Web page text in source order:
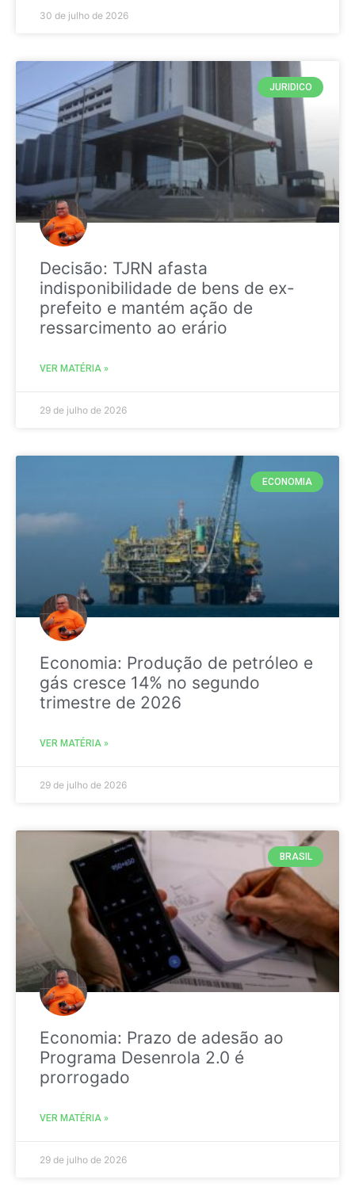
30 de julho de 2026
JURIDICO
Decisão: TJRN afasta
indisponibilidade de bens de ex-
prefeito e mantém ação de
ressarcimento ao erário
VER MATÉRIA »
29 de julho de 2026
ECONOMIA
Economia: Produção de petróleo e
gás cresce 14% no segundo
trimestre de 2026
VER MATÉRIA »
29 de julho de 2026
BRASIL
Economia: Prazo de adesão ao
Programa Desenrola 2.0 é
prorrogado
VER MATÉRIA »
29 de julho de 2026